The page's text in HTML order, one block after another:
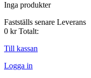
Inga produkter
Fastställs senare Leverans
0 kr Totalt:
Till kassan
Logga in